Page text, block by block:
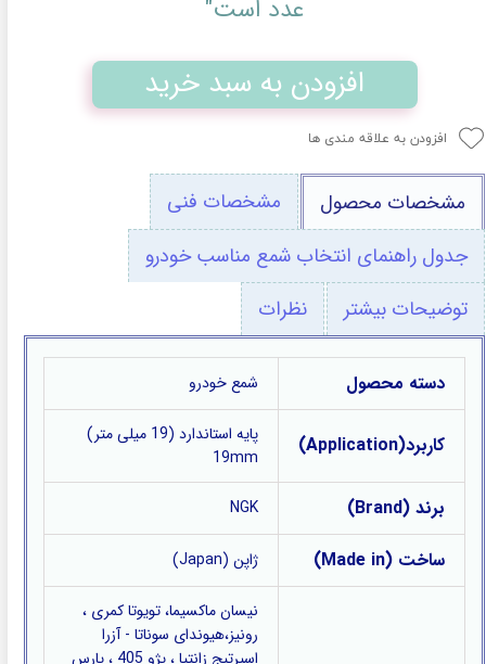
عدد است"
افزودن به سبد خرید
افزودن به علاقه مندی ها
مشخصات محصول
مشخصات فنی
جدول راهنمای انتخاب شمع مناسب خودرو
توضیحات بیشتر
نظرات
دسته محصول شمع خودرو
کاربرد(Application)
پایه استاندارد (19 میلی متر)
19mm
برند (Brand) NGK
ساخت (Made in) ژاپن (Japan)
نیسان ماکسیما، تویوتا کمری ،
رونیز،هیوندای سوناتا - آزرا
اسپرتیج زانتیا ، پژو 405 ، پارس